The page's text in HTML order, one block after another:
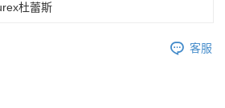
杜蕾斯
客服